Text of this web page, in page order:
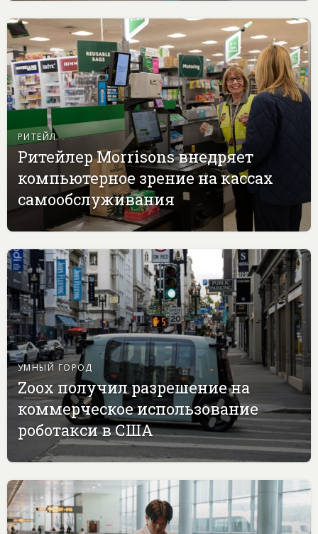
РИТЕЙЛ
Ритейлер Morrisons внедряет
компьютерное зрение на кассах
самообслуживания
УМНЫЙ ГОРОД
Zoox получил разрешение на
коммерческое использование
роботакси в США